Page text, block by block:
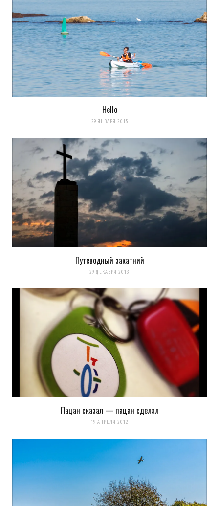
Hello
29 ЯНВАРЯ 2015
Путеводный закатний
29 ДЕКАБРЯ 2013
Пацан сказал — пацан сделал
19 АПРЕЛЯ 2012